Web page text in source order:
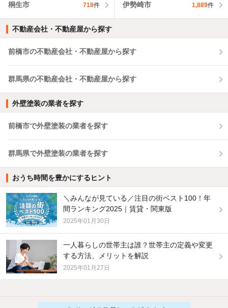
桐生市 718件 伊勢崎市 1,889件
不動産会社・不動産屋から探す
前橋市の不動産会社・不動産屋から探す
群馬県の不動産会社・不動産屋から探す
外壁塗装の業者を探す
前橋市で外壁塗装の業者を探す
群馬県で外壁塗装の業者を探す
おうち時間を豊かにするヒント
＼みんなが見ている／注目の街ベスト100！年
間ランキング2025｜賃貸・関東版
2025年01月30日
一人暮らしの世帯主は誰？世帯主の定義や変更
する方法、メリットを解説
2025年01月27日
他の人はこんな条件で絞り込んでいます！